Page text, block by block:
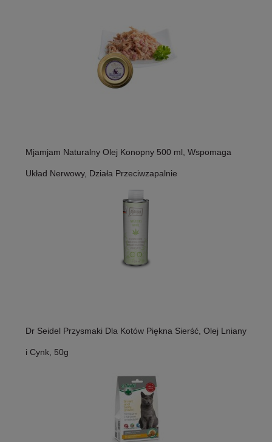
Mjamjam Naturalny Olej Konopny 500 ml, Wspomaga
Układ Nerwowy, Działa Przeciwzapalnie
Dr Seidel Przysmaki Dla Kotów Piękna Sierść, Olej Lniany
i Cynk, 50g